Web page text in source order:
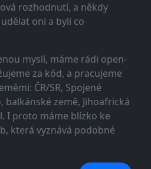
rozhodnutí, a někdy
oni a byli co
myslí, máme rádi open-
za kód, a pracujeme
ČR/SR, Spojené
balkánské země, Jihoafrická
I proto máme blízko ke
která vyznává podobné